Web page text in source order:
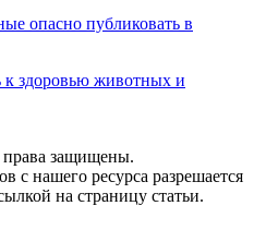
опасно публиковать в
здоровью животных и
права защищены.
с нашего ресурса разрешается
на страницу статьи.